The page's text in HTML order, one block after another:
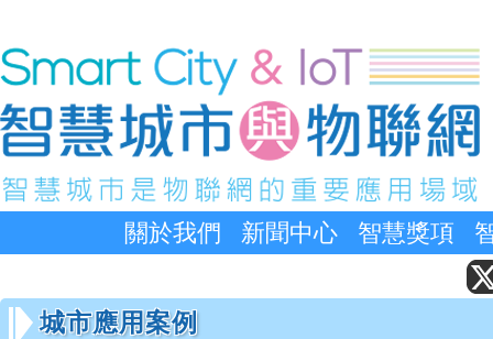
關於我們 新聞中心 智慧獎項
城市應用案例